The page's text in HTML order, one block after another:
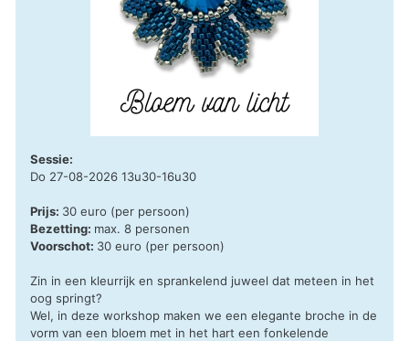
Sessie:
Do 27-08-2026 13u30-16u30
Prijs: 30 euro (per persoon)
Bezetting: max. 8 personen
Voorschot: 30 euro (per persoon)
Zin in een kleurrijk en sprankelend juweel dat meteen in het
oog springt?
Wel, in deze workshop maken we een elegante broche in de
vorm van een bloem met in het hart een fonkelende